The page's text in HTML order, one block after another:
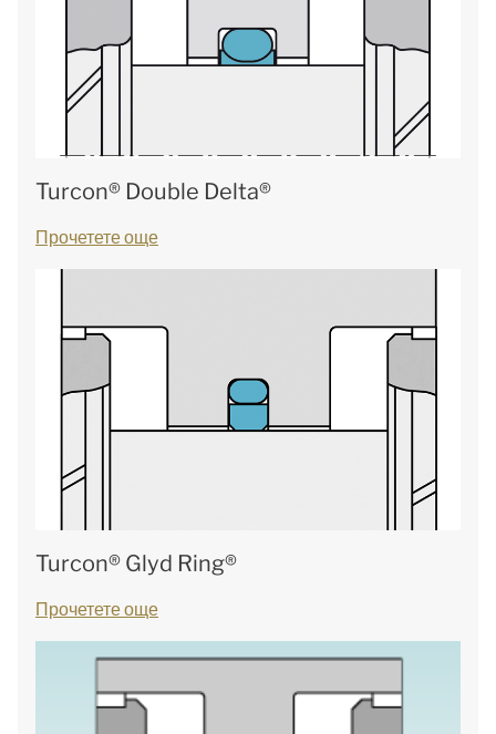
Turcon® Double Delta®
Прочетете още
Turcon® Glyd Ring®
Прочетете още